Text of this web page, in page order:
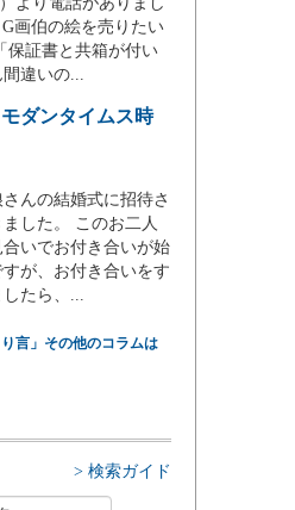
画伯の絵を売りたい
保証書と共箱が付い
違いの...
ダンタイムス時
んの結婚式に招待さ
した。 このお二人
いでお付き合いが始
が、お付き合いをす
たら、...
り言」その他のコラムは
> 検索ガイド